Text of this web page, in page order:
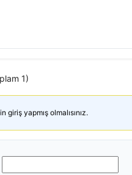
1)
giriş yapmış olmalısınız.